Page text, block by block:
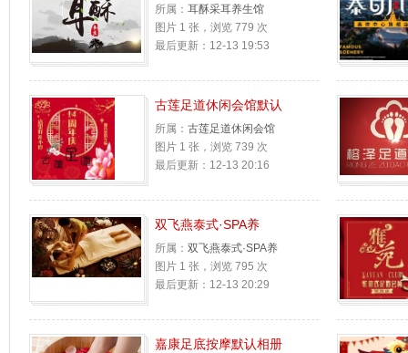
所属： 耳酥采耳养生馆
图片 1 张，浏览 779 次
最后更新：12-13 19:53
古莲足道休闲会馆默认
所属： 古莲足道休闲会馆
图片 1 张，浏览 739 次
最后更新：12-13 20:16
双飞燕泰式·SPA养
所属： 双飞燕泰式·SPA养
图片 1 张，浏览 795 次
最后更新：12-13 20:29
嘉康足底按摩默认相册